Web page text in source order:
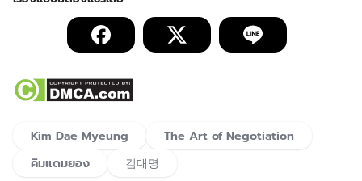
Kim Dae Myeung
The Art of Negotiation
คิมแดมยอง
김대명